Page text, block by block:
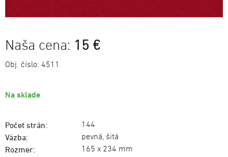
Naša cena: 15 €
Obj. číslo: 4511
Na sklade
Počet strán: 144
Väzba: pevná, šitá
Rozmer: 165 x 234 mm